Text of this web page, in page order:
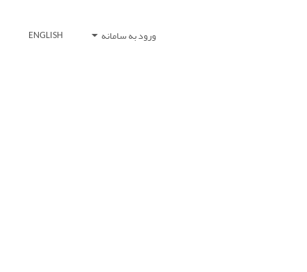
ورود به سامانه ENGLISH